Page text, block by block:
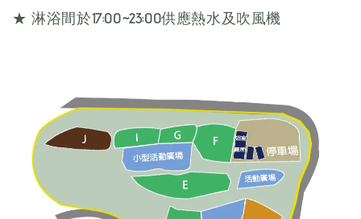
★淋浴間於17:00~23:00供應熱水及吹風機